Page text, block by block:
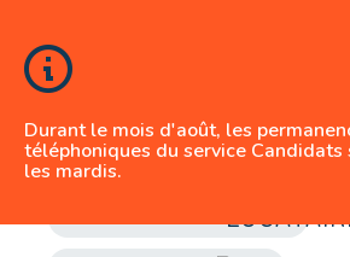
Durant le mois d'août, les
téléphoniques du service Candidats
les mardis.JE SUIS